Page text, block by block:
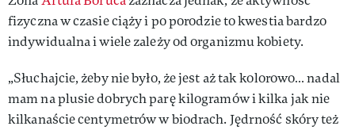
fizyczna w czasie ciąży i po porodzie to kwestia bardzo
indywidualna i wiele zależy od organizmu kobiety.
„Słuchajcie, żeby nie było, że jest aż tak kolorowo… nadal
mam na plusie dobrych parę kilogramów i kilka jak nie
kilkanaście centymetrów w biodrach. Jędrność skóry też